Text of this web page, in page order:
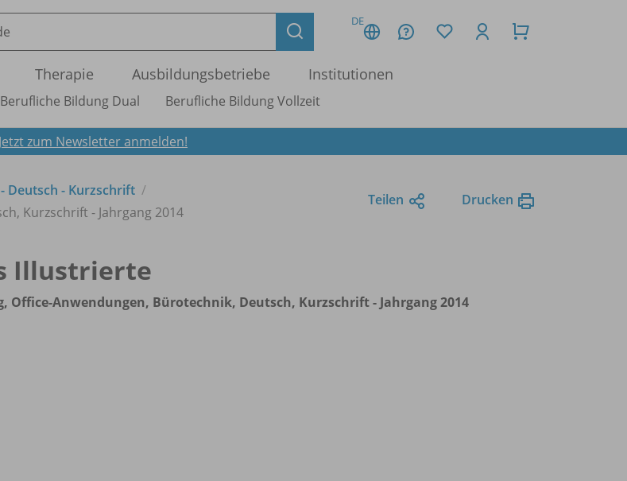
DE
Therapie Ausbildungsbetriebe Institutionen
Berufliche Bildung Dual Berufliche Bildung Vollzeit
Jetzt zum Newsletter anmelden!
Deutsch - Kurzschrift
Kurzschrift - Jahrgang 2014
Teilen Drucken
Illustrierte
Office-Anwendungen, Bürotechnik, Deutsch, Kurzschrift - Jahrgang 2014